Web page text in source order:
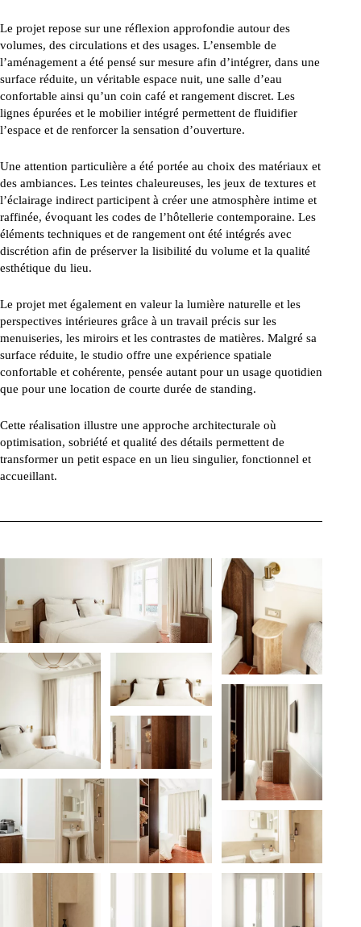
Le projet repose sur une réflexion approfondie autour des
volumes, des circulations et des usages. L’ensemble de
l’aménagement a été pensé sur mesure afin d’intégrer, dans une
surface réduite, un véritable espace nuit, une salle d’eau
confortable ainsi qu’un coin café et rangement discret. Les
lignes épurées et le mobilier intégré permettent de fluidifier
l’espace et de renforcer la sensation d’ouverture.
Une attention particulière a été portée au choix des matériaux et
des ambiances. Les teintes chaleureuses, les jeux de textures et
l’éclairage indirect participent à créer une atmosphère intime et
raffinée, évoquant les codes de l’hôtellerie contemporaine. Les
éléments techniques et de rangement ont été intégrés avec
discrétion afin de préserver la lisibilité du volume et la qualité
esthétique du lieu.
Le projet met également en valeur la lumière naturelle et les
perspectives intérieures grâce à un travail précis sur les
menuiseries, les miroirs et les contrastes de matières. Malgré sa
surface réduite, le studio offre une expérience spatiale
confortable et cohérente, pensée autant pour un usage quotidien
que pour une location de courte durée de standing.
Cette réalisation illustre une approche architecturale où
optimisation, sobriété et qualité des détails permettent de
transformer un petit espace en un lieu singulier, fonctionnel et
accueillant.